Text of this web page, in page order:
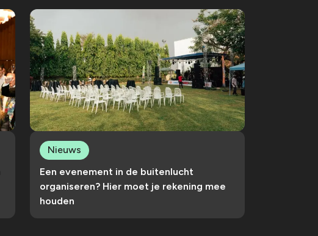
Een evenement in de buitenlucht
organiseren? Hier moet je rekening mee
houden
Nieuws